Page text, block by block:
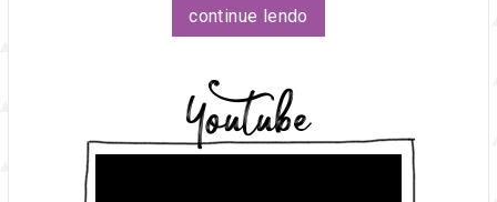
continue lendo
Youtube